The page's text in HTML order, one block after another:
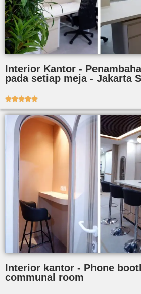
Interior Kantor -
pada setiap meja - Jakarta

Interior kantor - Phone
communal room